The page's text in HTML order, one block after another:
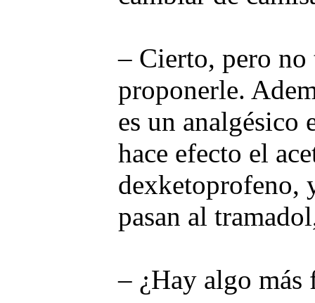
– Cierto, pero
proponerle.
es un analgésico
hace efecto el
dexketoprofeno,
pasan al
– ¿Hay algo más